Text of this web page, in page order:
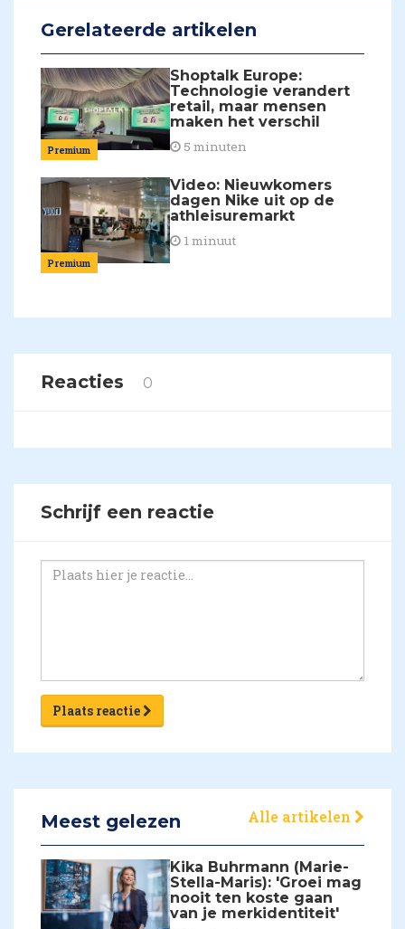
Gerelateerde artikelen
Premium
Shoptalk Europe:
Technologie verandert
retail, maar mensen
maken het verschil
5 minuten
Premium
Video: Nieuwkomers
dagen Nike uit op de
athleisuremarkt
1 minuut
Reacties 0
Schrijf een reactie
Plaats reactie
Meest gelezen Alle artikelen
Kika Buhrmann (Marie-
Stella-Maris): 'Groei mag
nooit ten koste gaan
van je merkidentiteit'